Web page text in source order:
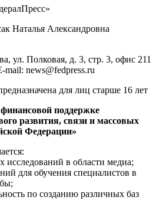
Наталья Александровна
ул. Полковая, д. 3, стр. 3, офис 211
mail: news@fedpress.ru
для лиц старше 16 лет
поддержке
развития, связи и массовых
Федерации»
исследований в области медиа;
для обучения специалистов в
по созданию различных баз